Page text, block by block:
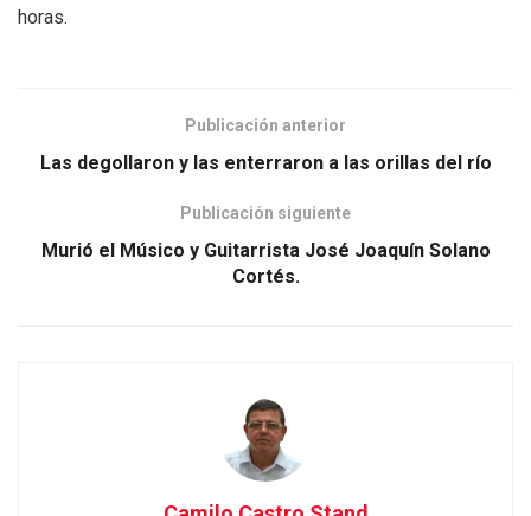
horas.
Publicación anterior
Las degollaron y las enterraron a las orillas del río
Publicación siguiente
Murió el Músico y Guitarrista José Joaquín Solano
Cortés.